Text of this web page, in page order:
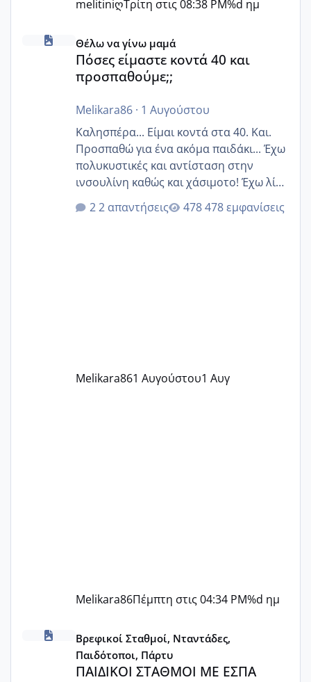
melitiniღΤρίτη στις 08:38 PM%d ημ
Πόσες είμαστε κοντά 40 και προσπαθούμε;;
Θέλω να γίνω μαμά
Πόσες είμαστε κοντά 40 και
προσπαθούμε;;
Melikara86· 1 Αυγούστου
Καλησπέρα... Είμαι κοντά στα 40. Και.
Προσπαθώ για ένα ακόμα παιδάκι... Έχω
πολυκυστικές και αντίσταση στην
ινσουλίνη καθώς και χάσιμοτο! Έχω λίγα
κιλά παραπάνω και όσο κ αν προσπαθώ
δεν χάνω εύκολα! Προσπαθώ για ακόμη
2 απαντήσεις 478 εμφανίσεις
Melikara861 Αυγούστου1 Αυγ
Melikara86Πέμπτη στις 04:34 PM%d ημ
ΠΑΙΔΙΚΟΙ ΣΤΑΘΜΟΙ ΜΕ ΕΣΠΑ
Βρεφικοί Σταθμοί, Νταντάδες,
Παιδότοποι, Πάρτυ
ΠΑΙΔΙΚΟΙ ΣΤΑΘΜΟΙ ΜΕ ΕΣΠΑ